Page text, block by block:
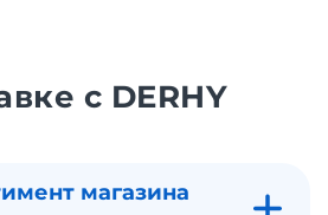
с DERHY
магазина